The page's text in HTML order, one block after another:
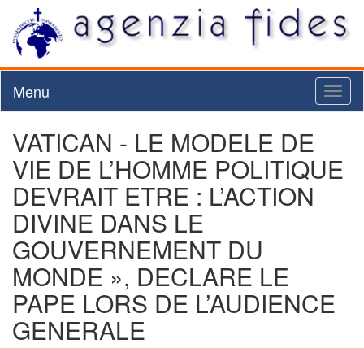
Menu
VATICAN - LE MODELE DE
VIE DE L’HOMME POLITIQUE
DEVRAIT ETRE : L’ACTION
DIVINE DANS LE
GOUVERNEMENT DU
MONDE », DECLARE LE
PAPE LORS DE L’AUDIENCE
GENERALE